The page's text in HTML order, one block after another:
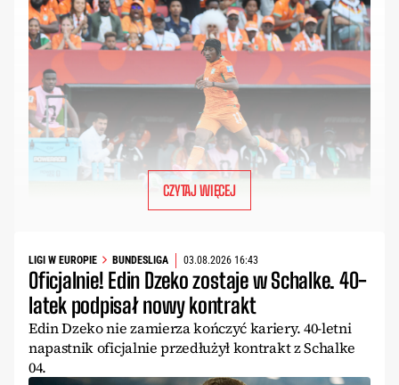
CZYTAJ WIĘCEJ
LIGI W EUROPIE BUNDESLIGA 03.08.2026 16:43
Oficjalnie! Edin Dzeko zostaje w Schalke. 40-
latek podpisał nowy kontrakt
Edin Dzeko nie zamierza kończyć kariery. 40-letni
napastnik oficjalnie przedłużył kontrakt z Schalke
04.